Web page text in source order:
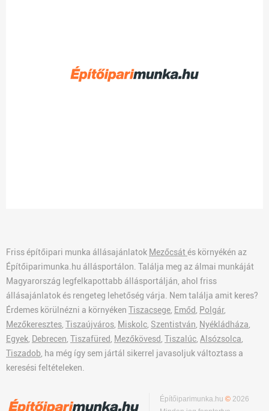
Friss építőipari munka állásajánlatok Mezőcsátés környékén az
Építőiparimunka.hu állásportálon. Találja meg az álmai munkáját
Magyarország legfelkapottabb állásportálján, ahol friss
állásajánlatok és rengeteg lehetőség várja. Nem találja amit keres?
Érdemes körülnézni a környéken Tiszacsege Emőd Polgár,
Mezőkeresztes Tiszaújváros Miskolc Szentistván Nyékládháza
Egyek Debrecen Tiszafüred Mezőkövesd Tiszalúc Alsózsolca
Tiszadob , ha még így sem jártál sikerrel javasoljuk változtass a
keresési feltételeken.
Építőiparimunka.hu© 2026